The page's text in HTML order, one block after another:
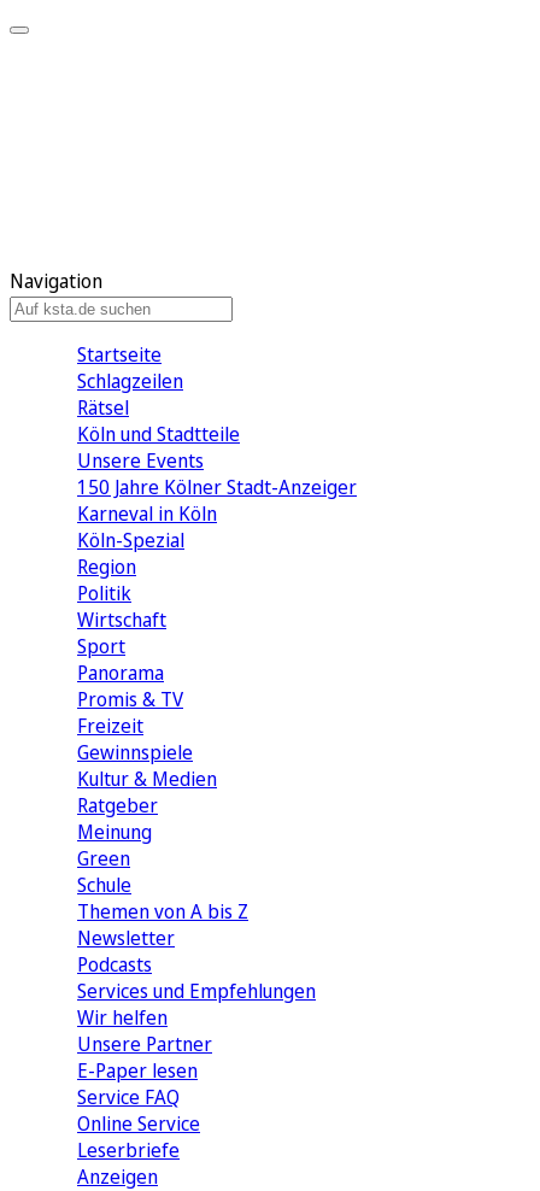
Navigation
Startseite
Schlagzeilen
Rätsel
Köln und Stadtteile
Unsere Events
150 Jahre Kölner Stadt-Anzeiger
Karneval in Köln
Köln-Spezial
Region
Politik
Wirtschaft
Sport
Panorama
Promis & TV
Freizeit
Gewinnspiele
Kultur & Medien
Ratgeber
Meinung
Green
Schule
Themen von A bis Z
Newsletter
Podcasts
Services und Empfehlungen
Wir helfen
Unsere Partner
E-Paper lesen
Service FAQ
Online Service
Leserbriefe
Anzeigen